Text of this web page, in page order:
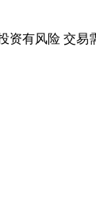
资有风险 交易